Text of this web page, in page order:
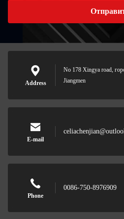
Address
No 178 Xingya road,
Jiangmen
E-mail
Phone
0086-750-8976909